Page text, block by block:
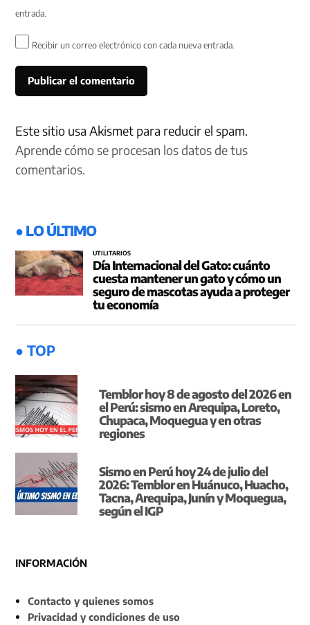
entrada.
Recibir un correo electrónico con cada nueva entrada.
Este sitio usa Akismet para reducir el spam.
Aprende cómo se procesan los datos de tus
comentarios.
● LO ÚLTIMO
UTILITARIOS
Día Internacional del Gato: cuánto
cuesta mantener un gato y cómo un
seguro de mascotas ayuda a proteger
tu economía
● TOP
Temblor hoy 8 de agosto del 2026 en
el Perú: sismo en Arequipa, Loreto,
Chupaca, Moquegua y en otras
regiones
Sismo en Perú hoy 24 de julio del
2026: Temblor en Huánuco, Huacho,
Tacna, Arequipa, Junín y Moquegua,
según el IGP
INFORMACIÓN
Contacto y quienes somos
Privacidad y condiciones de uso